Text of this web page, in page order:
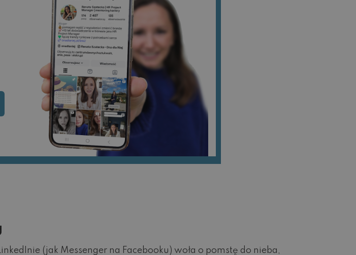
(jak Messenger na Facebooku) woła o pomstę do nieba,